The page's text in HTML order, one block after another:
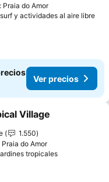
Praia do Amor
y actividades al aire libre
Ver precios
a favoritos
Village
1.550
Praia do Amor
tropicalesVer precios